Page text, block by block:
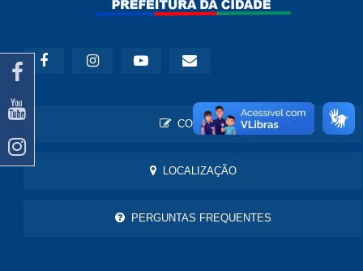
CONTATO
LOCALIZAÇÃO
PERGUNTAS FREQUENTES